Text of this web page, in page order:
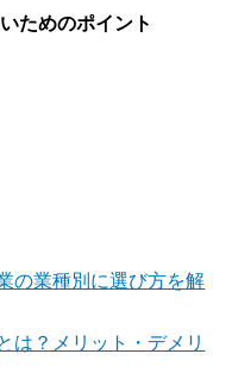
ためのポイント
の業種別に選び方を解
は？メリット・デメリ